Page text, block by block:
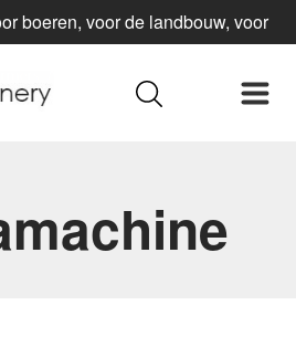
boeren, voor de landbouw, voor